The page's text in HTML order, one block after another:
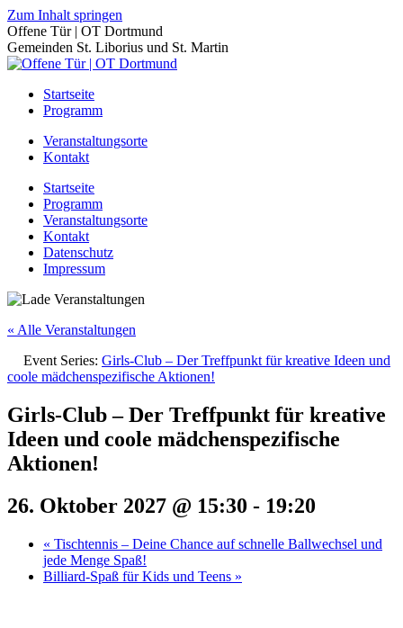
Zum Inhalt springen
Offene Tür | OT Dortmund
Gemeinden St. Liborius und St. Martin
Startseite
Programm
Veranstaltungsorte
Kontakt
Startseite
Programm
Veranstaltungsorte
Kontakt
Datenschutz
Impressum
« Alle Veranstaltungen
Event Series: Girls-Club – Der Treffpunkt für kreative Ideen und
coole mädchenspezifische Aktionen!
Girls-Club – Der Treffpunkt für kreative
Ideen und coole mädchenspezifische
Aktionen!
26. Oktober 2027 @ 15:30 - 19:20
« Tischtennis – Deine Chance auf schnelle Ballwechsel und
jede Menge Spaß!
Billiard-Spaß für Kids und Teens »